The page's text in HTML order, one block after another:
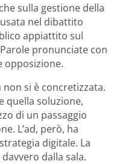
sulla gestione della
nel dibattito
appiattito sul
pronunciate con
opposizione.
si è concretizzata.
quella soluzione,
di un passaggio
L’ad, però, ha
digitale. La
dalla sala.